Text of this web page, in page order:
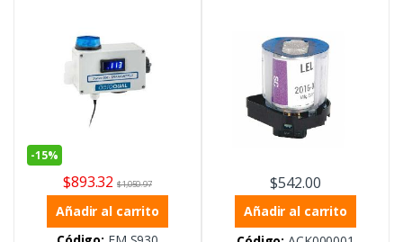
-15%
$893.32 $1,050.97
Añadir al carrito
$542.00
Añadir al carrito